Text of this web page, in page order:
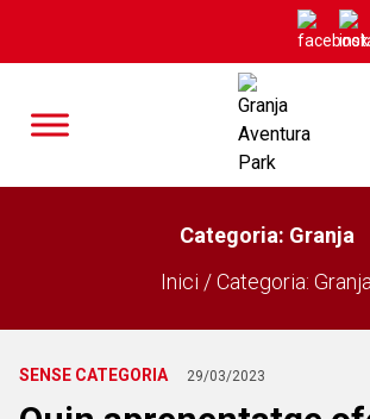
Categoria: Granja
Inici / Categoria: Granja
SENSE CATEGORIA 29/03/2023